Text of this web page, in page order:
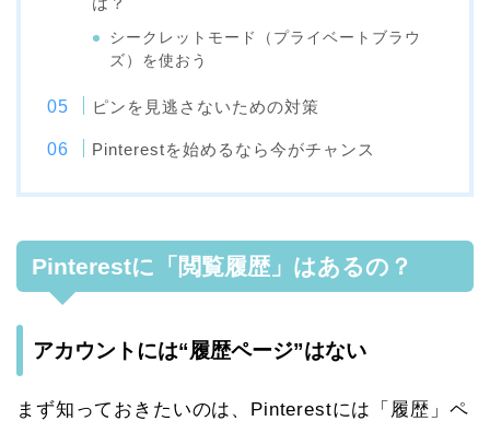
シークレットモード（プライベートブラウ
ズ）を使おう
ピンを見逃さないための対策
Pinterestを始めるなら今がチャンス
Pinterestに「閲覧履歴」はあるの？
アカウントには“履歴ページ”はない
まず知っておきたいのは、Pinterestには「履歴」ペ